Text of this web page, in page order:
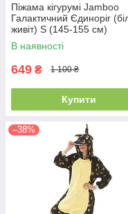
Піжама кігурумі Jamboo
Галактичний Єдиноріг
живіт) S (145-155 см)
В наявності
649 ₴ 1 100 ₴
Купити
–38%